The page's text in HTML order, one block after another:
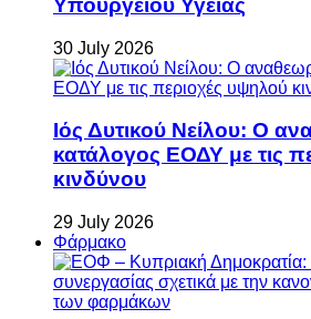
Υπουργείου Υγείας
30 July 2026
Ιός Δυτικού Νείλου: Ο
κατάλογος ΕΟΔΥ με τις
κινδύνου
29 July 2026
Φάρμακο